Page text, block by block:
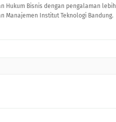
Hukum Bisnis dengan pengalaman lebih
Manajemen Institut Teknologi Bandung.